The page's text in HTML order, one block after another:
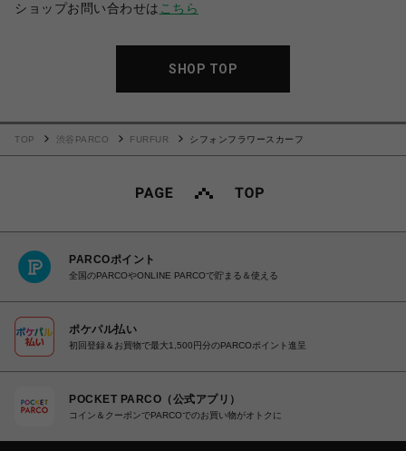
ショップお問い合わせは こちら
SHOP TOP
TOP 渋谷PARCO FURFUR シフォンフラワースカーフ
PARCOポイント
全国のPARCOやONLINE PARCOで貯まる＆使える
ポケパル払い
初回登録＆お買物で最大1,500円分のPARCOポイント進呈
POCKET PARCO（公式アプリ）
コイン＆クーポンでPARCOでのお買い物がオトクに